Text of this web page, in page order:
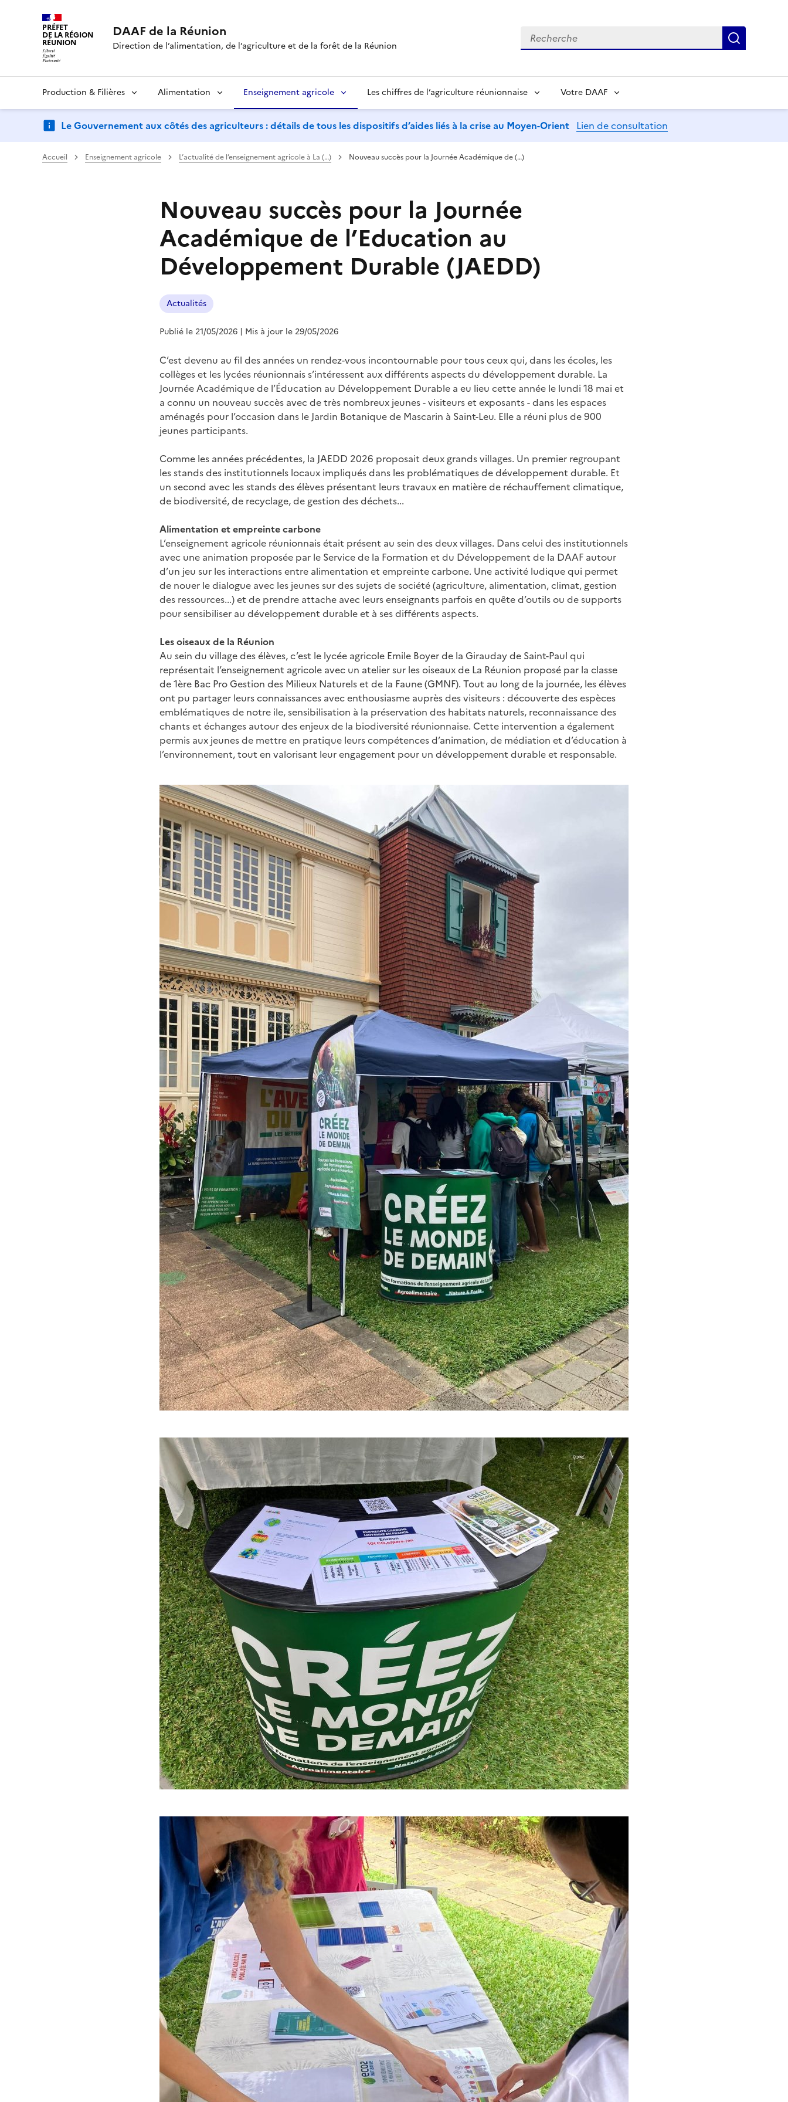
PRÉFET
DE LA RÉGION
RÉUNION
DAAF de la Réunion
Direction de l’alimentation, de l’agriculture et de la forêt de la Réunion
Recherche
Production & Filières Alimentation Enseignement agricole Les chiffres de l’agriculture réunionnaise Votre DAAF
Le Gouvernement aux côtés des agriculteurs : détails de tous les dispositifs d’aides liés à la crise au Moyen-Orient Lien de consultation
Accueil Enseignement agricole L’actualité de l’enseignement agricole à La (…) Nouveau succès pour la Journée Académique de (…)
Nouveau succès pour la Journée
Académique de l’Education au
Développement Durable (JAEDD)
Actualités
Publié le 21/05/2026 | Mis à jour le 29/05/2026
C’est devenu au fil des années un rendez-vous incontournable pour tous ceux qui, dans les écoles, les
collèges et les lycées réunionnais s’intéressent aux différents aspects du développement durable. La
Journée Académique de l’Éducation au Développement Durable a eu lieu cette année le lundi 18 mai et
a connu un nouveau succès avec de très nombreux jeunes - visiteurs et exposants - dans les espaces
aménagés pour l’occasion dans le Jardin Botanique de Mascarin à Saint-Leu. Elle a réuni plus de 900
jeunes participants.
Comme les années précédentes, la JAEDD 2026 proposait deux grands villages. Un premier regroupant
les stands des institutionnels locaux impliqués dans les problématiques de développement durable. Et
un second avec les stands des élèves présentant leurs travaux en matière de réchauffement climatique,
de biodiversité, de recyclage, de gestion des déchets...
Alimentation et empreinte carbone
L’enseignement agricole réunionnais était présent au sein des deux villages. Dans celui des institutionnels
avec une animation proposée par le Service de la Formation et du Développement de la DAAF autour
d’un jeu sur les interactions entre alimentation et empreinte carbone. Une activité ludique qui permet
de nouer le dialogue avec les jeunes sur des sujets de société (agriculture, alimentation, climat, gestion
des ressources...) et de prendre attache avec leurs enseignants parfois en quête d’outils ou de supports
pour sensibiliser au développement durable et à ses différents aspects.
Les oiseaux de la Réunion
Au sein du village des élèves, c’est le lycée agricole Emile Boyer de la Girauday de Saint-Paul qui
représentait l’enseignement agricole avec un atelier sur les oiseaux de La Réunion proposé par la classe
de 1ère Bac Pro Gestion des Milieux Naturels et de la Faune (GMNF). Tout au long de la journée, les élèves
ont pu partager leurs connaissances avec enthousiasme auprès des visiteurs : découverte des espèces
emblématiques de notre ile, sensibilisation à la préservation des habitats naturels, reconnaissance des
chants et échanges autour des enjeux de la biodiversité réunionnaise. Cette intervention a également
permis aux jeunes de mettre en pratique leurs compétences d’animation, de médiation et d’éducation à
l’environnement, tout en valorisant leur engagement pour un développement durable et responsable.